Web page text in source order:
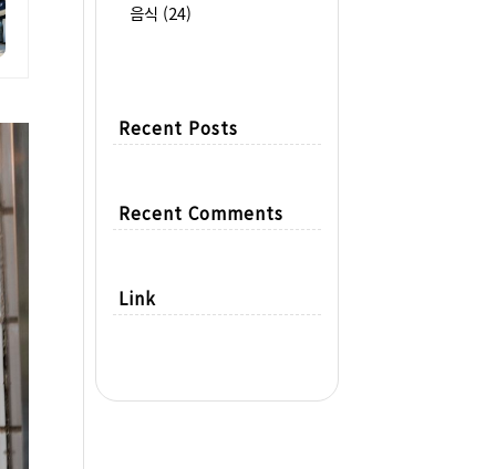
음식 (24)
Recent Posts
Recent Comments
Link